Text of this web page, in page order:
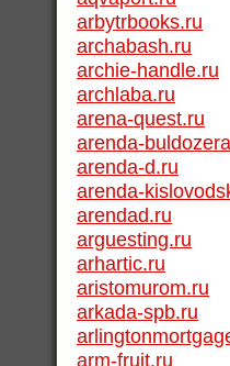
arbytrbooks.ru
archabash.ru
archie-handle.ru
archlaba.ru
arena-quest.ru
arenda-
arenda-d.ru
arenda-
arendad.ru
arguesting.ru
arhartic.ru
aristomurom.ru
arkada-spb.ru
arm-fruit.ru